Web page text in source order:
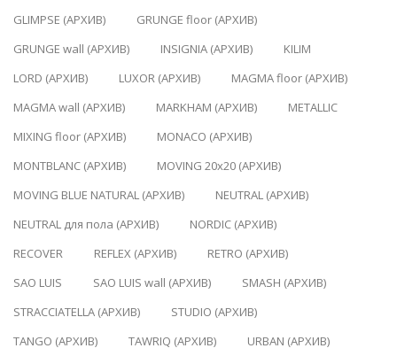
GLIMPSE (АРХИВ)
GRUNGE floor (АРХИВ)
GRUNGE wall (АРХИВ)
INSIGNIA (АРХИВ)
KILIM
LORD (АРХИВ)
LUXOR (АРХИВ)
MAGMA floor (АРХИВ)
MAGMA wall (АРХИВ)
MARKHAM (АРХИВ)
METALLIC
MIXING floor (АРХИВ)
MONACO (АРХИВ)
MONTBLANC (АРХИВ)
MOVING 20x20 (АРХИВ)
MOVING BLUE NATURAL (АРХИВ)
NEUTRAL (АРХИВ)
NEUTRAL для пола (АРХИВ)
NORDIC (АРХИВ)
RECOVER
REFLEX (АРХИВ)
RETRO (АРХИВ)
SAO LUIS
SAO LUIS wall (АРХИВ)
SMASH (АРХИВ)
STRACCIATELLA (АРХИВ)
STUDIO (АРХИВ)
TANGO (АРХИВ)
TAWRIQ (АРХИВ)
URBAN (АРХИВ)